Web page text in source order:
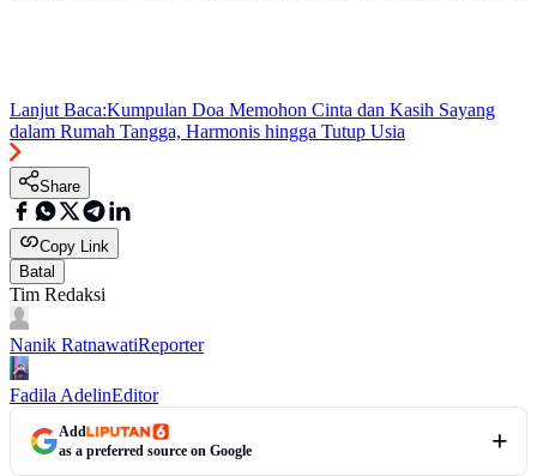
Lanjut Baca:Kumpulan Doa Memohon Cinta dan Kasih Sayang
dalam Rumah Tangga, Harmonis hingga Tutup Usia
Share
Copy Link
Batal
Tim Redaksi
Nanik RatnawatiReporter
Fadila AdelinEditor
Add
as a preferred source on Google